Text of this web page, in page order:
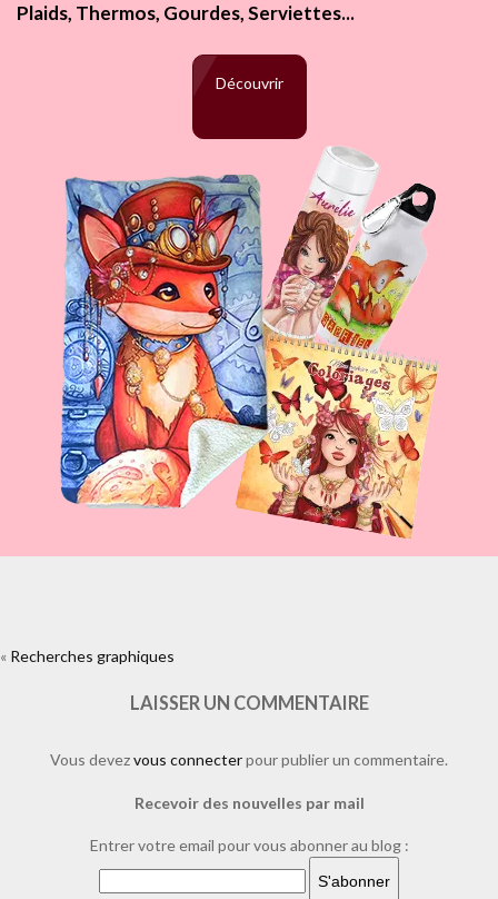
Plaids, Thermos, Gourdes, Serviettes...
Découvrir
https://www.facebook.com/plugins/like.php?
illustrations.com%2F2011%2F11%2Frecherches-
« Recherches graphiques
LAISSER UN COMMENTAIRE
Vous devezvous connecterpour publier un commentaire.
Recevoir des nouvelles par mail
Entrer votre email pour vous abonner au blog :